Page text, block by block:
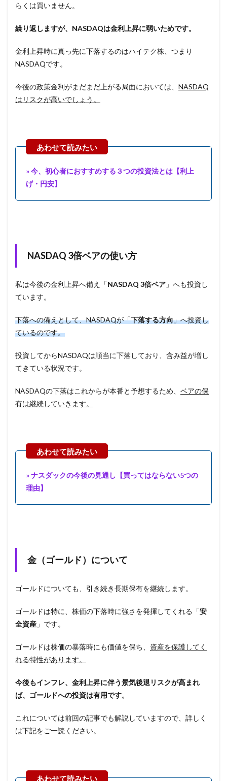
らくは買いません。
繰り返しますが、NASDAQは金利上昇に弱いためです。
金利上昇時に真っ先に下落するのはハイテク株、つまり
NASDAQです。
今後の政策金利がまだまだ上がる局面においては、 NASDAQ
はリスクが高いでしょう。
» 今、初心者におすすめする３つの投資法とは【利上
げ・円安】
NASDAQ 3倍ベアの使い方
私は今後の金利上昇へ備え「NASDAQ 3倍ベア 」へも投資し
ています。
下落への備えとして、NASDAQが「下落する方向」へ投資し
ているのです。
投資してからNASDAQは順当に下落しており、含み益が増し
てきている状況です。
NASDAQの下落はこれからが本番と予想するため、 ベアの保
有は継続していきます。
» ナスダックの今後の見通し【買ってはならない5つの
理由】
金（ゴールド）について
ゴールドについても、引き続き長期保有を継続します。
ゴールドは特に、株価の下落時に強さを発揮してくれる「安
全資産 」です。
ゴールドは株価の暴落時にも価値を保ち、 資産を保護してく
れる特性があります。
今後もインフレ、金利上昇に伴う景気後退リスクが高まれ
ば、ゴールドへの投資は有用です。
これについては前回の記事でも解説していますので、詳しく
は下記をご一読ください。